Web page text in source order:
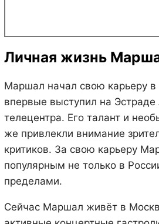
Личная жизнь
Маршал начал свою карьеру в
впервые выступил на Эстраде
телецентра. Его талант и
же привлекли внимание
критиков. За свою карьеру
популярным не только в
пределами.
Сейчас Маршал живёт в